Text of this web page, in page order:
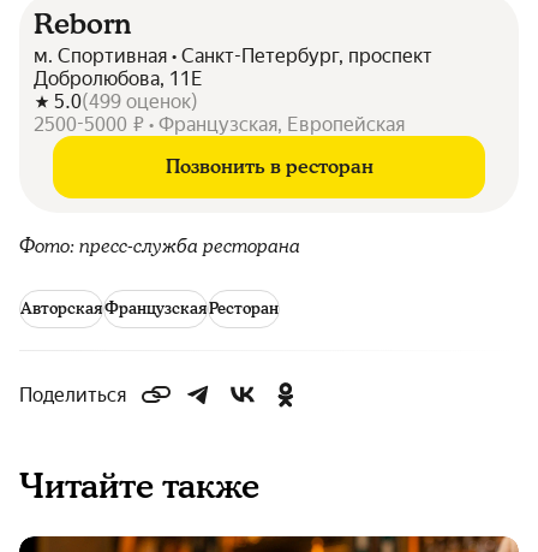
Reborn
м. Спортивная • Санкт-Петербург, проспект
Добролюбова, 11Е
5.0(499 оценок)
2500-5000 ₽ • Французская, Европейская
Позвонить в ресторан
Фото: пресс-служба ресторана
АвторскаяФранцузскаяРесторан
Поделиться
Читайте также